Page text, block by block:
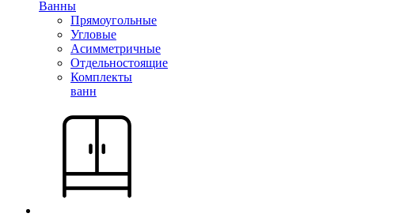
Ванны
Прямоугольные
Угловые
Асимметричные
Отдельностоящие
Комплекты
ванн